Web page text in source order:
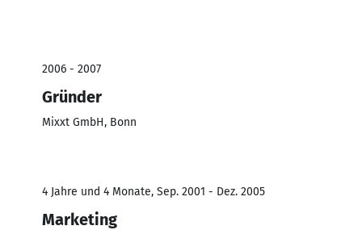
2006 - 2007
Gründer
Mixxt GmbH, Bonn
4 Jahre und 4 Monate, Sep. 2001 - Dez. 2005
Marketing